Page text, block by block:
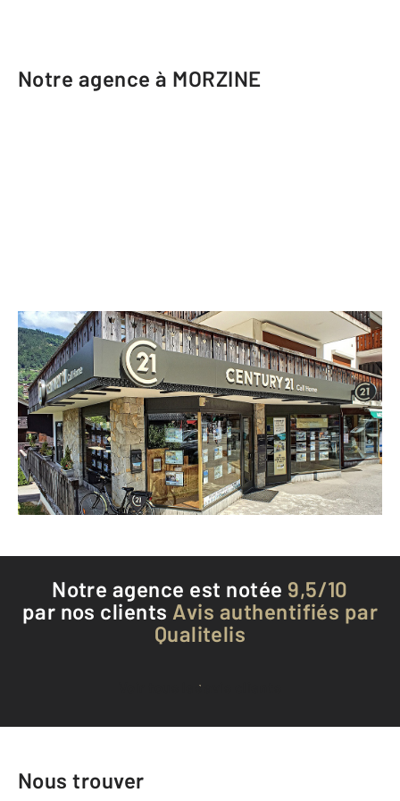
Notre agence à MORZINE
CENTURY 21 Call Home
614 avenue de Joux Plane
MORZINE - 74110
Envoyer un message
Téléphoner à l'agence
Notre agence est notée 9,5/10
par nos clients Avis authentifiés par
Qualitelis
Voir tous les avis clients
Nous trouver